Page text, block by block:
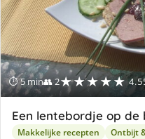
⏱ 5 min👥 2★★★★★
Een lentebordje op de
Makkelijke recepten Ontbijt